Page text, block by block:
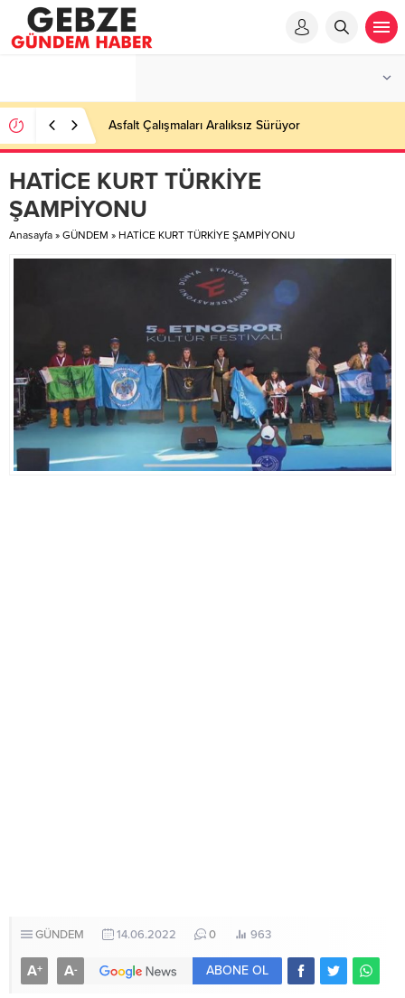
Asfalt Çalışmaları Aralıksız Sürüyor
HATİCE KURT TÜRKİYE
ŞAMPİYONU
Anasayfa » GÜNDEM » HATİCE KURT TÜRKİYE ŞAMPİYONU
GÜNDEM 14.06.2022 0 963
A+ A- ABONE OL